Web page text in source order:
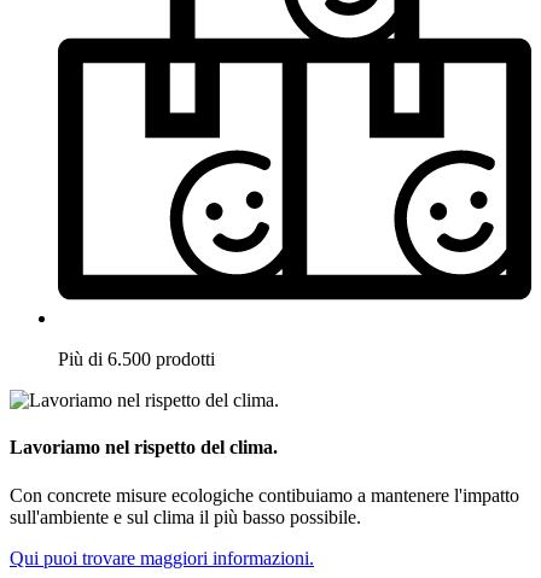
Più di 6.500 prodotti
Lavoriamo nel rispetto del clima.
Con concrete misure ecologiche contibuiamo a mantenere l'impatto
sull'ambiente e sul clima il più basso possibile.
Qui puoi trovare maggiori informazioni.